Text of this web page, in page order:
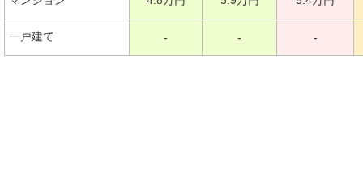
一戸建て - - -